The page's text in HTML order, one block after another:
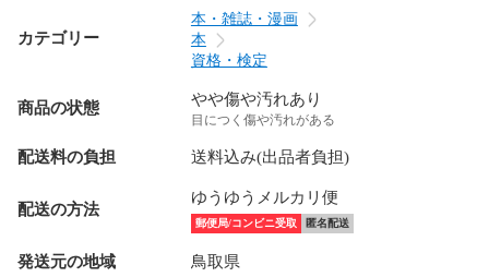
カテゴリー
本・雑誌・漫画
本
資格・検定
商品の状態 やや傷や汚れあり
目につく傷や汚れがある
配送料の負担 送料込み(出品者負担)
配送の方法
ゆうゆうメルカリ便
郵便局/コンビニ受取 匿名配送
発送元の地域 鳥取県